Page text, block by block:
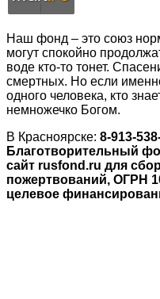
Наш фонд – это союз
могут спокойно
воде кто-то тонет.
смертных. Но если
одного человека, кто
немножечко Богом.
В Красноярске: 8-913-
Благотворительный
сайт rusfond.ru для
пожертвований, ОГРН
целевое